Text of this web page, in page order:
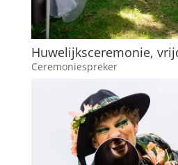
Huwelijksceremonie,
Ceremoniespreker